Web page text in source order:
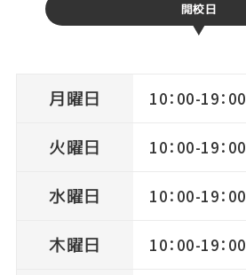
開校日
月曜日
火曜日
水曜日
木曜日
10：00-19：00
10：00-19：00
10：00-19：00
10：00-19：00